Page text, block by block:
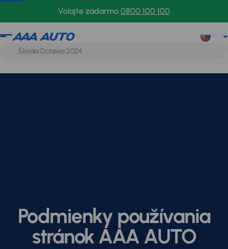
Volajte zadarmo 0800 100 100
Podmienky používania
stránok AAA AUTO